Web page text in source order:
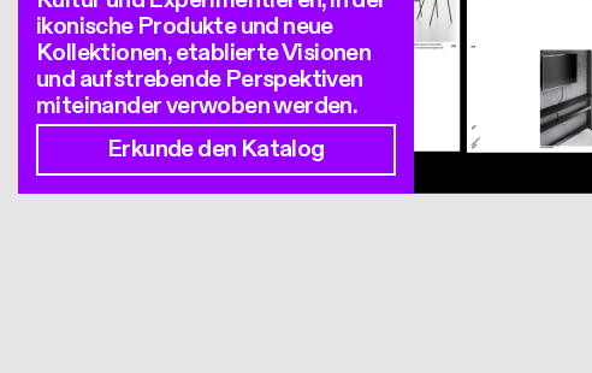
ikonische Produkte und neue
Kollektionen, etablierte Visionen
und aufstrebende Perspektiven
miteinander verwoben werden.
Erkunde den Katalog